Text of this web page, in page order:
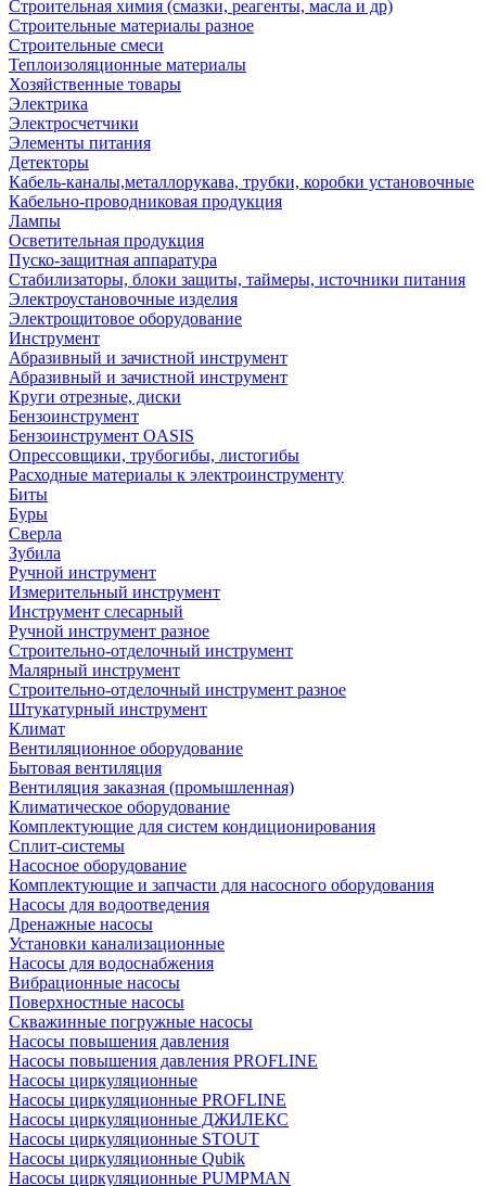
Строительная химия (смазки, реагенты, масла и др)
Строительные материалы разное
Строительные смеси
Теплоизоляционные материалы
Хозяйственные товары
Электрика
Электросчетчики
Элементы питания
Детекторы
Кабель-каналы,металлорукава, трубки, коробки установочные
Кабельно-проводниковая продукция
Лампы
Осветительная продукция
Пуско-защитная аппаратура
Стабилизаторы, блоки защиты, таймеры, источники питания
Электроустановочные изделия
Электрощитовое оборудование
Инструмент
Абразивный и зачистной инструмент
Абразивный и зачистной инструмент
Круги отрезные, диски
Бензоинструмент
Бензоинструмент OASIS
Опрессовщики, трубогибы, листогибы
Расходные материалы к электроинструменту
Биты
Буры
Сверла
Зубила
Ручной инструмент
Измерительный инструмент
Инструмент слесарный
Ручной инструмент разное
Строительно-отделочный инструмент
Малярный инструмент
Строительно-отделочный инструмент разное
Штукатурный инструмент
Климат
Вентиляционное оборудование
Бытовая вентиляция
Вентиляция заказная (промышленная)
Климатическое оборудование
Комплектующие для систем кондиционирования
Сплит-системы
Насосное оборудование
Комплектующие и запчасти для насосного оборудования
Насосы для водоотведения
Дренажные насосы
Установки канализационные
Насосы для водоснабжения
Вибрационные насосы
Поверхностные насосы
Скважинные погружные насосы
Насосы повышения давления
Насосы повышения давления PROFLINE
Насосы циркуляционные
Насосы циркуляционные PROFLINE
Насосы циркуляционные ДЖИЛЕКС
Насосы циркуляционные STOUT
Насосы циркуляционные Qubik
Насосы циркуляционные PUMPMAN